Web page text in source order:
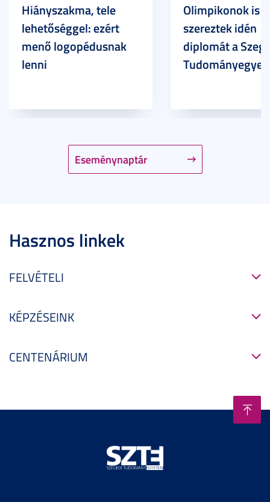
Eseménynaptár
Hiányszakma, tele
lehetőséggel: ezért
menő logopédusnak
lenni
Olimpikonok is
szereztek idén
diplomát a
Hasznos linkek
FELVÉTELI
KÉPZÉSEINK
CENTENÁRIUM